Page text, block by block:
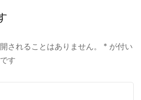
されることはありません。 * が付い
す